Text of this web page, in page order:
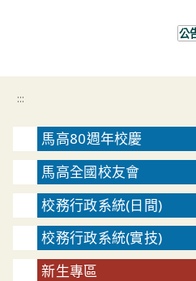
公
:::
馬高80週年校慶
馬高全國校友會
校務行政系統(日間)
校務行政系統(實技)
新生專區